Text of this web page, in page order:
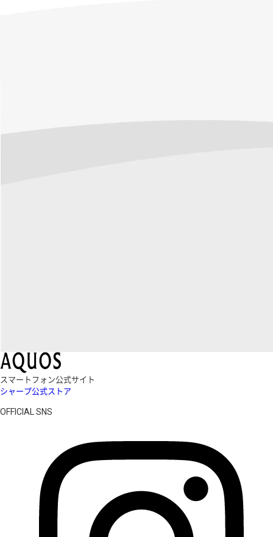
スマートフォン公式サイト
シャープ公式ストア
OFFICIAL SNS